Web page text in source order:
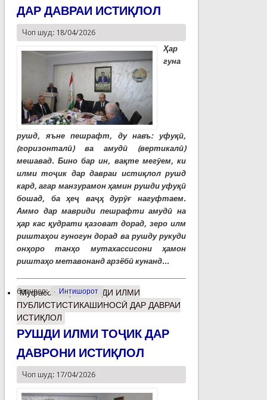
ДАР ДАВРАИ ИСТИҚЛОЛ
Чоп шуд: 18/04/2026
Ҳар
гуна
рушд, яъне пешрафт, ду навъ: уфуқӣ,
(горизонталӣ) ва амудӣ (вертикалӣ)
мешавад. Бино бар ин, вақте мегӯем, ки
илми тоҷик дар давраи истиқлол рушд
кард, агар манзурамон ҳамин рушди уфуқӣ
бошад, ба ҳеҷ ваҷҳ дурӯғ нагуфтаем.
Аммо дар мавриди пешрафти амудӣ на
ҳар кас қудрати қазоват дорад, зеро илм
риштаҳои гуногун дорад ва рушду рукуди
онҳоро танҳо мутахассисони ҳамон
риштаҳо метавонанд арзёбӣ кунанд...
барчасп: Интишорот
Муфассалтаро РУШДИ ИЛМИ
ПУБЛИСТИСТИКАШИНОСӢ ДАР ДАВРАИ
ИСТИҚЛОЛ
РУШДИ ИЛМИ ТОҶИК ДАР
ДАВРОНИ ИСТИҚЛОЛ
Чоп шуд: 17/04/2026